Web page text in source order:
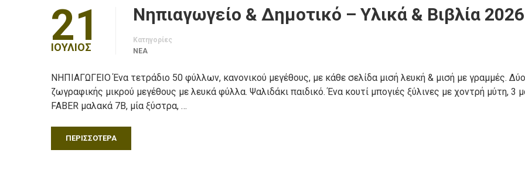
21
ΙΟΎΛΙΟΣ
Νηπιαγωγείο & Δημοτικό – Υλικά & Βιβλία
Κατηγορίες
ΝΈΑ
ΝΗΠΙΑΓΩΓΕΙΟ Ένα τετράδιο 50 φύλλων, κανονικού μεγέθους, με κάθε σελίδα μισή λευκή & μισή με γραμμές.
ζωγραφικής μικρού μεγέθους με λευκά φύλλα. Ψαλιδάκι παιδικό. Ένα κουτί μπογιές ξύλινες με χοντρή μύτη, 3
FABER μαλακά 7Β, μία ξύστρα, …
ΠΕΡΙΣΣΌΤΕΡΑ